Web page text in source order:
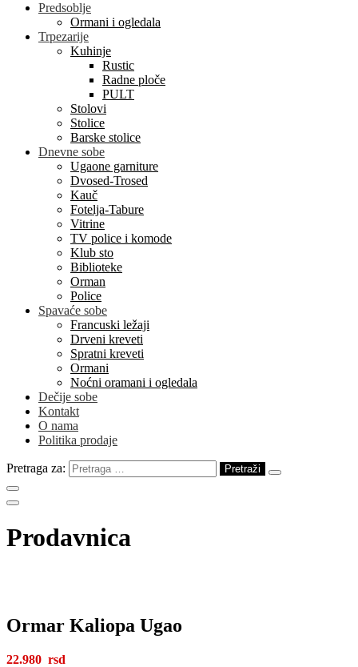
Predsoblje
Ormani i ogledala
Trpezarije
Kuhinje
Rustic
Radne ploče
PULT
Stolovi
Stolice
Barske stolice
Dnevne sobe
Ugaone garniture
Dvosed-Trosed
Kauč
Fotelja-Tabure
Vitrine
TV police i komode
Klub sto
Biblioteke
Orman
Police
Spavaće sobe
Francuski ležaji
Drveni kreveti
Spratni kreveti
Ormani
Noćni oramani i ogledala
Dečije sobe
Kontakt
O nama
Politika prodaje
Pretraga za:
Prodavnica
Ormar Kaliopa Ugao
22.980